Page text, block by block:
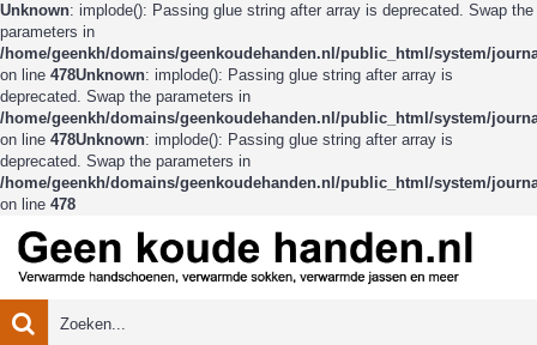
Unknown: implode(): Passing glue string after array is deprecated. Swap the
parameters in
/home/geenkh/domains/geenkoudehanden.nl/public_html/system/
on line 478Unknown: implode(): Passing glue string after array is
deprecated. Swap the parameters in
/home/geenkh/domains/geenkoudehanden.nl/public_html/system/
on line 478Unknown: implode(): Passing glue string after array is
deprecated. Swap the parameters in
/home/geenkh/domains/geenkoudehanden.nl/public_html/system/
on line 478